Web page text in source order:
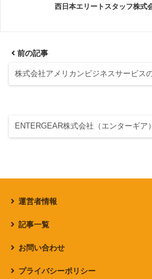
西日本エリートスタッフ株式
前の記事
株式会社アメリカンビジネスサービス
ENTERGEAR株式会社（エンターギア
運営者情報
記事一覧
お問い合わせ
プライバシーポリシー